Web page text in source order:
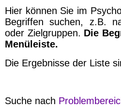
Hier können Sie im
Begriffen suchen, z.B.
oder Zielgruppen. Die
Menüleiste.
Die Ergebnisse der Liste
Suche nach